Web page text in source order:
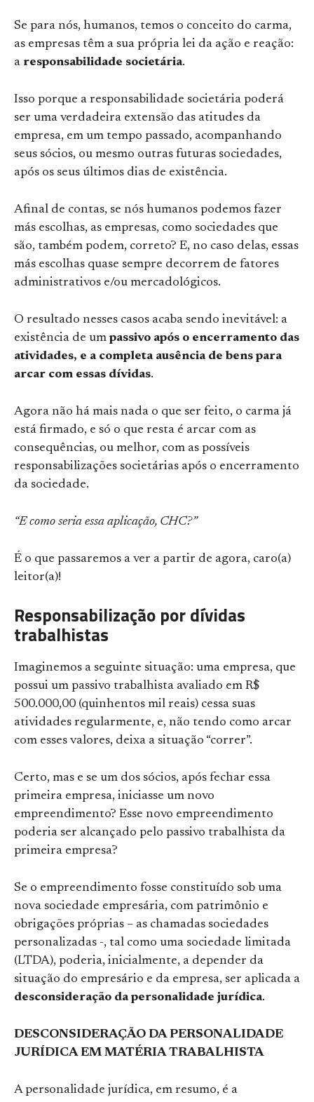
Se para nós, humanos, temos o conceito do carma,
as empresas têm a sua própria lei da ação e reação:
a responsabilidade societária.
Isso porque a responsabilidade societária poderá
ser uma verdadeira extensão das atitudes da
empresa, em um tempo passado, acompanhando
seus sócios, ou mesmo outras futuras sociedades,
após os seus últimos dias de existência.
Afinal de contas, se nós humanos podemos fazer
más escolhas, as empresas, como sociedades que
são, também podem, correto? E, no caso delas, essas
más escolhas quase sempre decorrem de fatores
administrativos e/ou mercadológicos.
O resultado nesses casos acaba sendo inevitável: a
existência de um passivo após o encerramento das
atividades, e a completa ausência de bens para
arcar com essas dívidas.
Agora não há mais nada o que ser feito, o carma já
está firmado, e só o que resta é arcar com as
consequências, ou melhor, com as possíveis
responsabilizações societárias após o encerramento
da sociedade.
“E como seria essa aplicação, CHC?”
É o que passaremos a ver a partir de agora, caro(a)
leitor(a)!
Responsabilização por dívidas
trabalhistas
Imaginemos a seguinte situação: uma empresa, que
possui um passivo trabalhista avaliado em R$
500.000,00 (quinhentos mil reais) cessa suas
atividades regularmente, e, não tendo como arcar
com esses valores, deixa a situação “correr”.
Certo, mas e se um dos sócios, após fechar essa
primeira empresa, iniciasse um novo
empreendimento? Esse novo empreendimento
poderia ser alcançado pelo passivo trabalhista da
primeira empresa?
Se o empreendimento fosse constituído sob uma
nova sociedade empresária, com patrimônio e
obrigações próprias – as chamadas sociedades
personalizadas -, tal como uma sociedade limitada
(LTDA), poderia, inicialmente, a depender da
situação do empresário e da empresa, ser aplicada a
desconsideração da personalidade jurídica.
DESCONSIDERAÇÃO DA PERSONALIDADE
JURÍDICA EM MATÉRIA TRABALHISTA
A personalidade jurídica, em resumo, é a